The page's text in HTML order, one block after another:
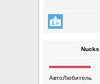
Nucks
АвтоЛюбитель